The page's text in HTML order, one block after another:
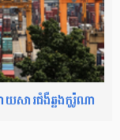
ោយសារជំងឺឆ្លងកូរ៉ូណា